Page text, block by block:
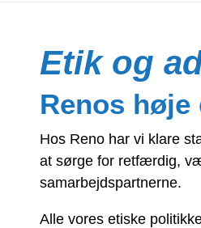
Etik og
Renos
Hos Reno har vi klare
at sørge for retfærdig,
samarbejdspartnerne.
Alle vores etiske